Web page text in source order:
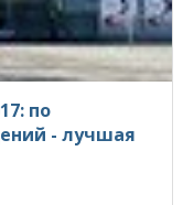
по
- лучшая